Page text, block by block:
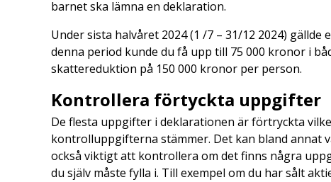
barnet ska lämna en deklaration.
Under sista halvåret 2024 (1 /7 – 31/12 2024)
denna period kunde du få upp till 75 000 kronor i
skattereduktion på 150 000 kronor per person.
Kontrollera förtyckta uppgifter
De flesta uppgifter i deklarationen är förtryckta
kontrolluppgifterna stämmer. Det kan bland annat
också viktigt att kontrollera om det finns några
du själv måste fylla i. Till exempel om du har sålt